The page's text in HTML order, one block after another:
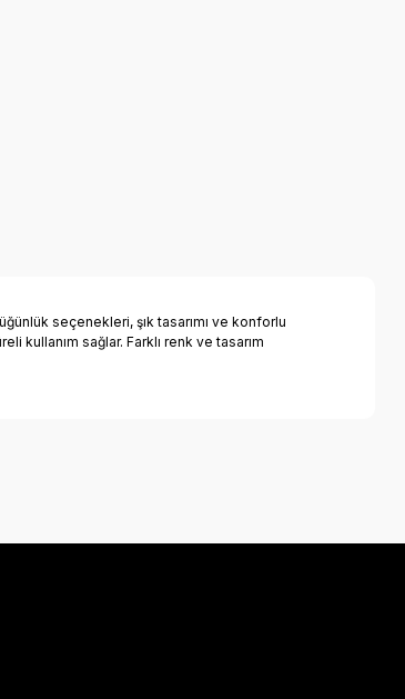
seçenekleri, şık tasarımı ve konforlu
kullanım sağlar. Farklı renk ve tasarım